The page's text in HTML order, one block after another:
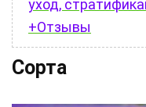
уход,
+Отзывы
Сорта